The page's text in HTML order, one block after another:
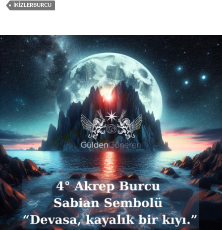
IKIZLERBURCU